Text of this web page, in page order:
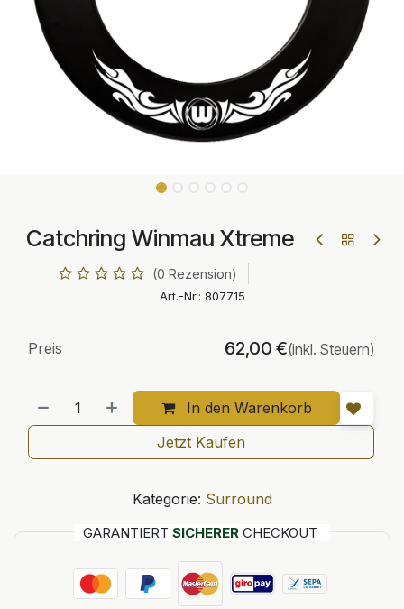
Catchring Winmau Xtreme
(0 Rezension)
Art.-Nr.: 807715
In den Warenkorb
Preis 62,00 €(inkl. Steuern)
Jetzt Kaufen
Kategorie: Surround
GARANTIERT SICHERER CHECKOUT